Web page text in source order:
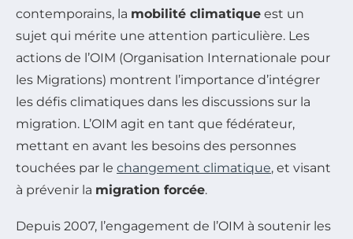
contemporains, la mobilité climatique est un
sujet qui mérite une attention particulière. Les
actions de l’OIM (Organisation Internationale pour
les Migrations) montrent l’importance d’intégrer
les défis climatiques dans les discussions sur la
migration. L’OIM agit en tant que fédérateur,
mettant en avant les besoins des personnes
touchées par le changement climatique, et visant
à prévenir la migration forcée.
Depuis 2007, l’engagement de l’OIM à soutenir les